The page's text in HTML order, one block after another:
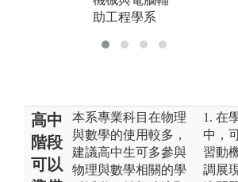
助工程學系
高中
階段
可以
本系專業科目在物理
與數學的使用較多，
建議高中生可多參與
物理與數學相關的學
1. 在
中，
習動
調展